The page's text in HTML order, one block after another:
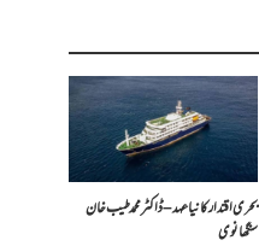
بحری اقتدار کا نیا عہد – ڈاکٹر محمد طیب خان
سنگھانوی